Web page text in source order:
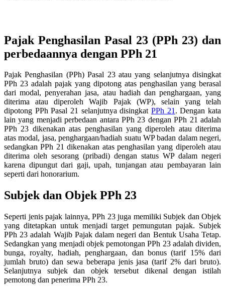
Pajak Penghasilan Pasal 23 (PPh 23) dan
perbedaannya dengan PPh 21
Pajak Penghasilan (PPh) Pasal 23 atau yang selanjutnya disingkat
PPh 23 adalah pajak yang dipotong atas penghasilan yang berasal
dari modal, penyerahan jasa, atau hadiah dan penghargaan, yang
diterima atau diperoleh Wajib Pajak (WP), selain yang telah
dipotong PPh Pasal 21 selanjutnya disingkat PPh 21. Dengan kata
lain yang menjadi perbedaan antara PPh 23 dengan PPh 21 adalah
PPh 23 dikenakan atas penghasilan yang diperoleh atau diterima
atas modal, jasa, penghargaan/hadiah suatu WP badan dalam negeri,
sedangkan PPh 21 dikenakan atas penghasilan yang diperoleh atau
diterima oleh sesorang (pribadi) dengan status WP dalam negeri
karena dipungut dari gaji, upah, tunjangan atau pembayaran lain
seperti dari honorarium.
Subjek dan Objek PPh 23
Seperti jenis pajak lainnya, PPh 23 juga memiliki Subjek dan Objek
yang ditetapkan untuk menjadi target pemungutan pajak. Subjek
PPh 23 adalah Wajib Pajak dalam negeri dan Bentuk Usaha Tetap.
Sedangkan yang menjadi objek pemotongan PPh 23 adalah dividen,
bunga, royalty, hadiah, penghargaan, dan bonus (tarif 15% dari
jumlah bruto) dan sewa beberapa jenis jasa (tarif 2% dari bruto).
Selanjutnya subjek dan objek tersebut dikenal dengan istilah
pemotong dan penerima PPh 23.